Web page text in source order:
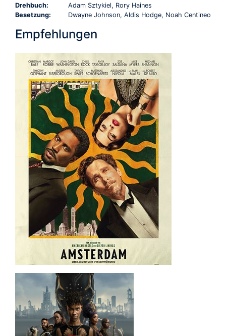
Drehbuch:
Adam Sztykiel, Rory Haines
Besetzung:
Dwayne Johnson, Aldis Hodge, Noah Centineo
Empfehlungen